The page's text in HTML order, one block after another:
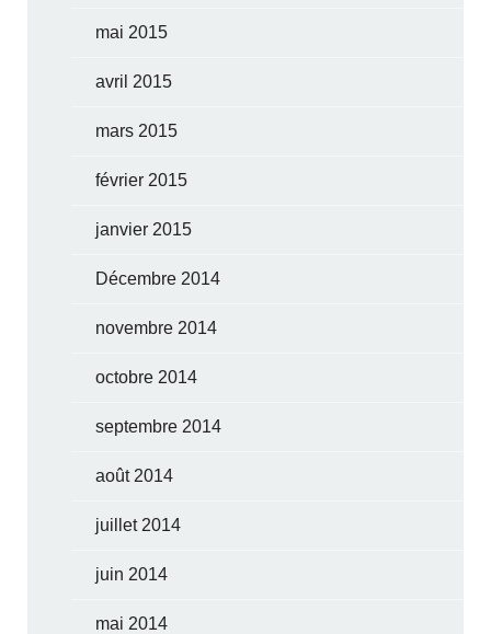
mai 2015
avril 2015
mars 2015
février 2015
janvier 2015
Décembre 2014
novembre 2014
octobre 2014
septembre 2014
août 2014
juillet 2014
juin 2014
mai 2014